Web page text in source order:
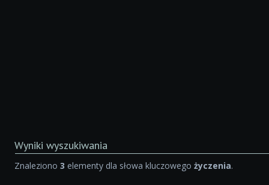
Wyniki wyszukiwania
Znaleziono3 elementy dla słowa kluczowegożyczenia.